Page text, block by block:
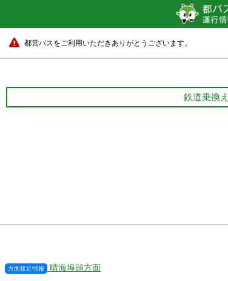
都営バスをご利用いただきありがとうございます。
鉄道乗換え
方面接近情報 晴海埠頭方面